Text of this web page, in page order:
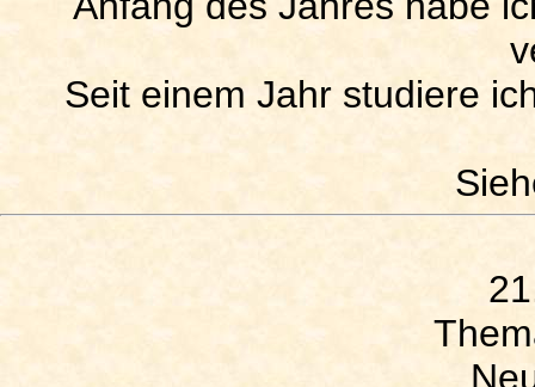
Seit einem Jahr studiere